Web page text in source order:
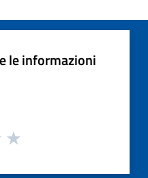
le informazioni